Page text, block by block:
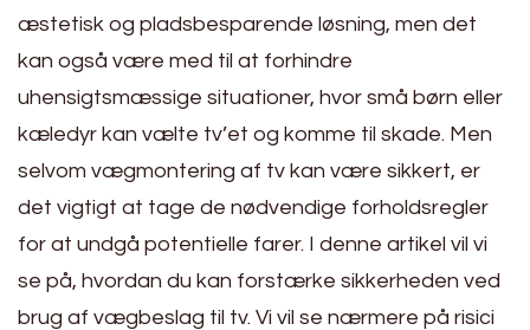
æstetisk og pladsbesparende løsning, men det
kan også være med til at forhindre
uhensigtsmæssige situationer, hvor små børn eller
kæledyr kan vælte tv’et og komme til skade. Men
selvom vægmontering af tv kan være sikkert, er
det vigtigt at tage de nødvendige forholdsregler
for at undgå potentielle farer. I denne artikel vil vi
se på, hvordan du kan forstærke sikkerheden ved
brug af vægbeslag til tv. Vi vil se nærmere på risici